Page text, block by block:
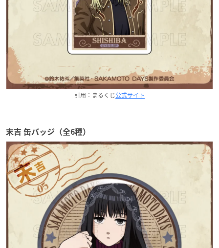
引用：まるくじ公式サイト
末吉 缶バッジ（全6種）